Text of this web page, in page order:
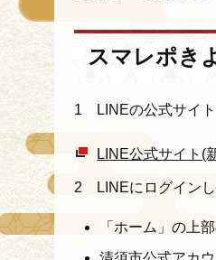
スマレポき
1 LINEの公式サイト
LINE公式サイト(
2 LINEにログインし
「ホーム」の上